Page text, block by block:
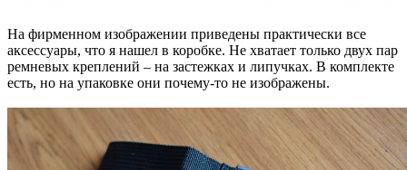
На фирменном изображении приведены практически все
аксессуары, что я нашел в коробке. Не хватает только двух пар
ремневых креплений – на застежках и липучках. В комплекте
есть, но на упаковке они почему-то не изображены.